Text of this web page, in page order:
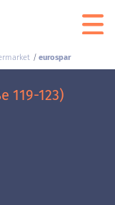
eurospar
119-123)